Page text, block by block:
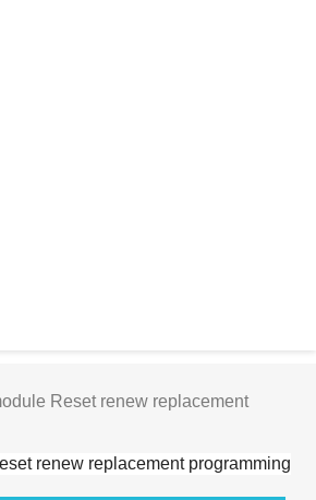
Reset renew replacement